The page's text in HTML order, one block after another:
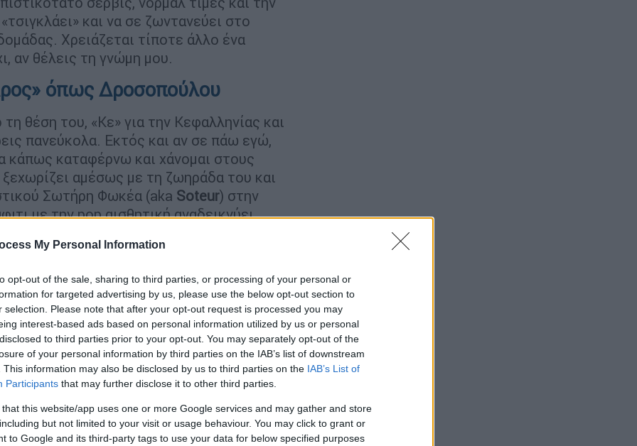
My Personal Information
opt-out of the sale, sharing to third parties, or processing of your personal or
for targeted advertising by us, please use the below opt-out section to
selection. Please note that after your opt-out request is processed you may
interest-based ads based on personal information utilized by us or personal
to third parties prior to your opt-out. You may separately opt-out of the
of your personal information by third parties on the IAB’s list of downstream
This information may also be disclosed by us to third parties on the IAB’s List of
Participants that may further disclose it to other third parties.
that this website/app uses one or more Google services and may gather and store
but not limited to your visit or usage behaviour. You may click to grant or
to Google and its third-party tags to use your data for below specified purposes
και να σε ζωντανεύει στο
Χρειάζεται τίποτε άλλο ένα
αν θέλεις τη γνώμη μου.
όπως Δροσοπούλου
θέση του, «Κε» για την Κεφαλληνίας και
πανεύκολα. Εκτός και αν σε πάω εγώ,
κάπως καταφέρνω και χάνομαι στους
αμέσως με τη ζωηράδα του και
Σωτήρη Φωκέα (aka Soteur) στην
με την pop αισθητική αναδεικνύει
μιας urban ελαφράδας και
με οινοκεντρική αντίληψη.